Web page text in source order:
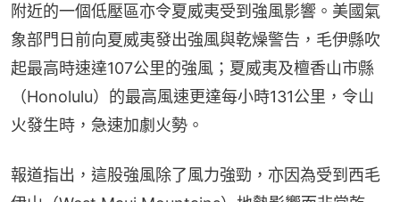
附近的一個低壓區亦令夏威夷受到強風影響。美國氣
象部門日前向夏威夷發出強風與乾燥警告，毛伊縣吹
起最高時速達107公里的強風；夏威夷及檀香山市縣
（Honolulu）的最高風速更達每小時131公里，令山
火發生時，急速加劇火勢。
報道指出，這股強風除了風力強勁，亦因為受到西毛